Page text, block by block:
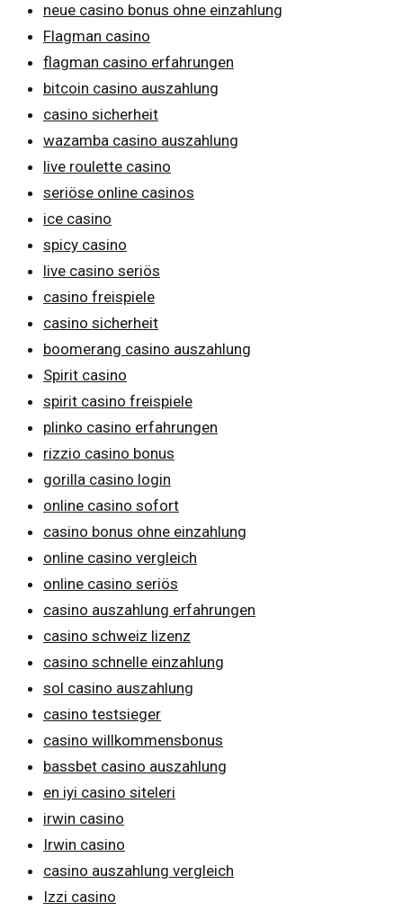
neue casino bonus ohne einzahlung
Flagman casino
flagman casino erfahrungen
bitcoin casino auszahlung
casino sicherheit
wazamba casino auszahlung
live roulette casino
seriöse online casinos
ice casino
spicy casino
live casino seriös
casino freispiele
casino sicherheit
boomerang casino auszahlung
Spirit casino
spirit casino freispiele
plinko casino erfahrungen
rizzio casino bonus
gorilla casino login
online casino sofort
casino bonus ohne einzahlung
online casino vergleich
online casino seriös
casino auszahlung erfahrungen
casino schweiz lizenz
casino schnelle einzahlung
sol casino auszahlung
casino testsieger
casino willkommensbonus
bassbet casino auszahlung
en iyi casino siteleri
irwin casino
Irwin casino
casino auszahlung vergleich
Izzi casino